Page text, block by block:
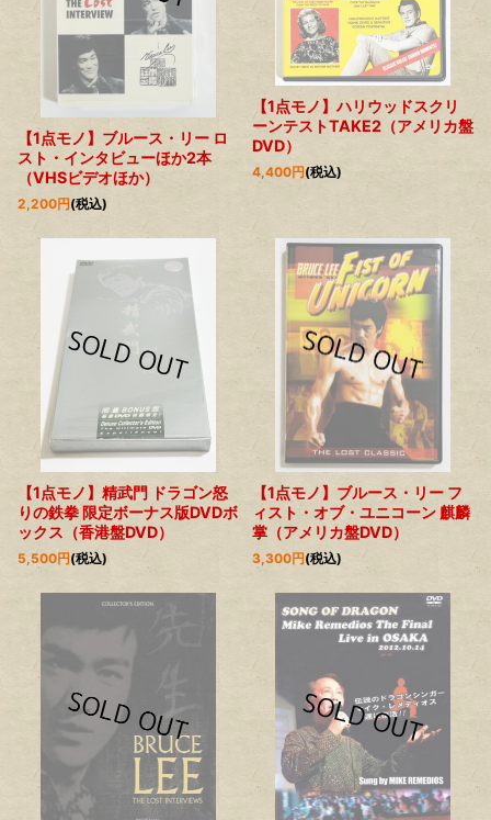
【1点モノ】ブルース・リー ロ
スト・インタビューほか2本
（VHSビデオほか）
2,200円(税込)
【1点モノ】ハリウッドスクリ
ーンテストTAKE2（アメリカ盤
DVD）
4,400円(税込)
【1点モノ】精武門 ドラゴン怒
りの鉄拳 限定ボーナス版DVDボ
ックス（香港盤DVD）
5,500円(税込)
【1点モノ】ブルース・リー フ
ィスト・オブ・ユニコーン 麒麟
掌（アメリカ盤DVD）
3,300円(税込)